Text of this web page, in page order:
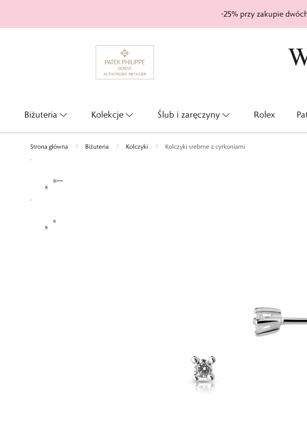
-25% przy zakupie
Biżuteria Kolekcje Ślub i zaręczyny Rolex
Strona główna Biżuteria Kolczyki Kolczyki srebrne z cyrkoniami